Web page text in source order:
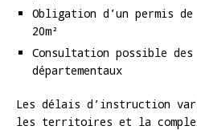
Obligation d’un permis
20m²
Consultation possible des
départementaux
Les délais d’instruction
les territoires et la